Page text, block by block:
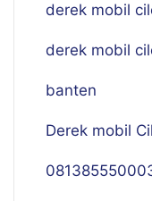
derek mobil
derek mobil
banten
Derek mobil